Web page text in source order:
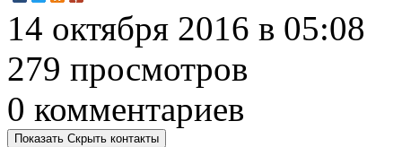
14 октября 2016 в 05:08
279 просмотров
0 комментариев
Показать Скрыть контакты